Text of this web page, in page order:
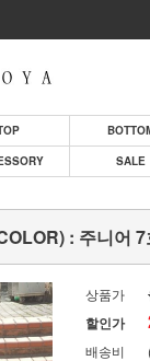
SALE
: 주니어
상품가
할인가
배송비